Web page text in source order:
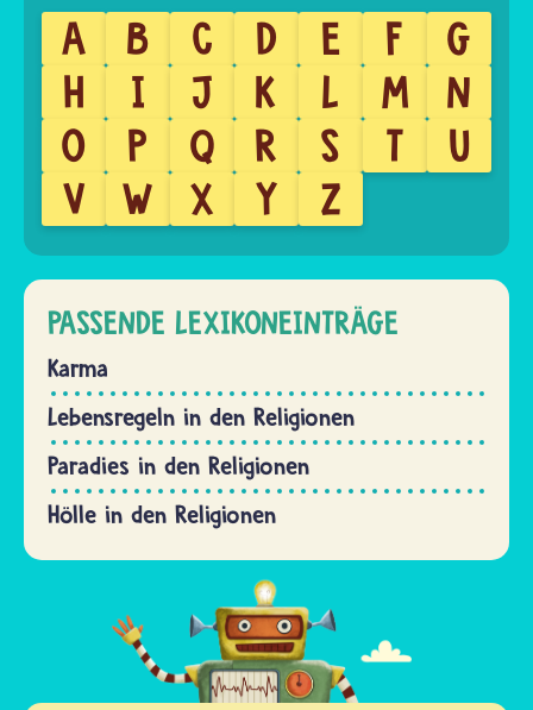
A B C D E F
G
H
I J K L M
N
O
P Q R S T
U
V
W X Y Z
PASSENDE LEXIKONEINTRÄGE
Karma
Lebensregeln in den Religionen
Paradies in den Religionen
Hölle in den Religionen